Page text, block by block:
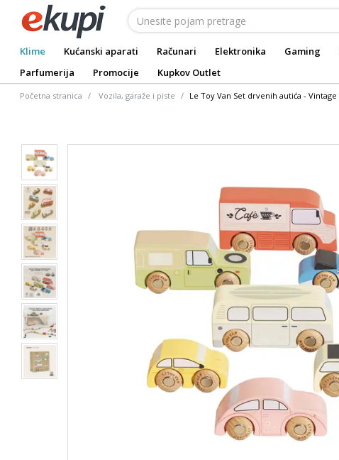
Klime Kućanski aparati Računari Elektronika Gaming
Parfumerija
Promocije Kupkov Outlet
Početna stranica Vozila, garaže i piste Le Toy Van Set drvenih autića - Vintage